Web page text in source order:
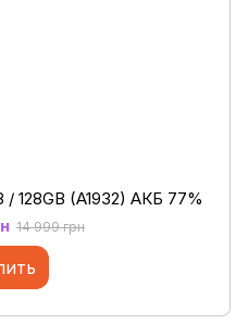
/ 128GB (A1932) АКБ 77%
14 999 грн